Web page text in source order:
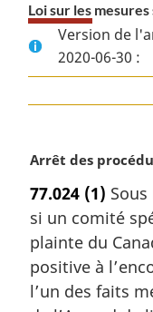
Loi sur les
Version de
2020-06-30 :
N
t
e
m
a
r
g
Arrêt des
77.024 (1)
si un comité
plainte du
positive à
l’un des faits